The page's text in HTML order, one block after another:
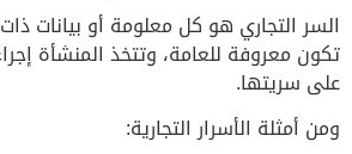
السر التجاري هو كل معلومة أو بيانات
تكون معروفة للعامة، وتتخذ المنشأة
على سريتها.
ومن أمثلة الأسرار التجارية: